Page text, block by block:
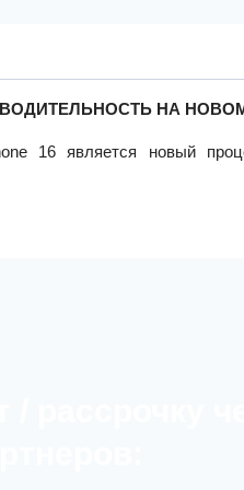
НА
16 является новый